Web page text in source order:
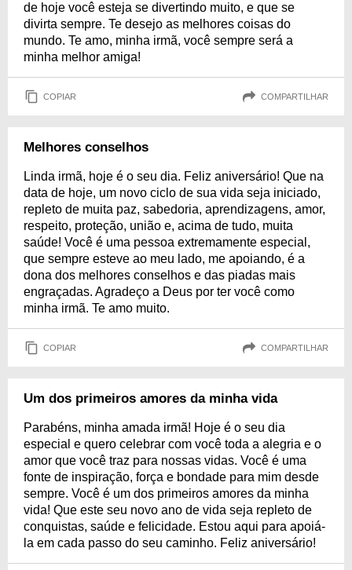
de hoje você esteja se divertindo muito, e que se
divirta sempre. Te desejo as melhores coisas do
mundo. Te amo, minha irmã, você sempre será a
minha melhor amiga!
COPIAR COMPARTILHAR
Melhores conselhos
Linda irmã, hoje é o seu dia. Feliz aniversário! Que na
data de hoje, um novo ciclo de sua vida seja iniciado,
repleto de muita paz, sabedoria, aprendizagens, amor,
respeito, proteção, união e, acima de tudo, muita
saúde! Você é uma pessoa extremamente especial,
que sempre esteve ao meu lado, me apoiando, é a
dona dos melhores conselhos e das piadas mais
engraçadas. Agradeço a Deus por ter você como
minha irmã. Te amo muito.
COPIAR COMPARTILHAR
Um dos primeiros amores da minha vida
Parabéns, minha amada irmã! Hoje é o seu dia
especial e quero celebrar com você toda a alegria e o
amor que você traz para nossas vidas. Você é uma
fonte de inspiração, força e bondade para mim desde
sempre. Você é um dos primeiros amores da minha
vida! Que este seu novo ano de vida seja repleto de
conquistas, saúde e felicidade. Estou aqui para apoiá-
la em cada passo do seu caminho. Feliz aniversário!